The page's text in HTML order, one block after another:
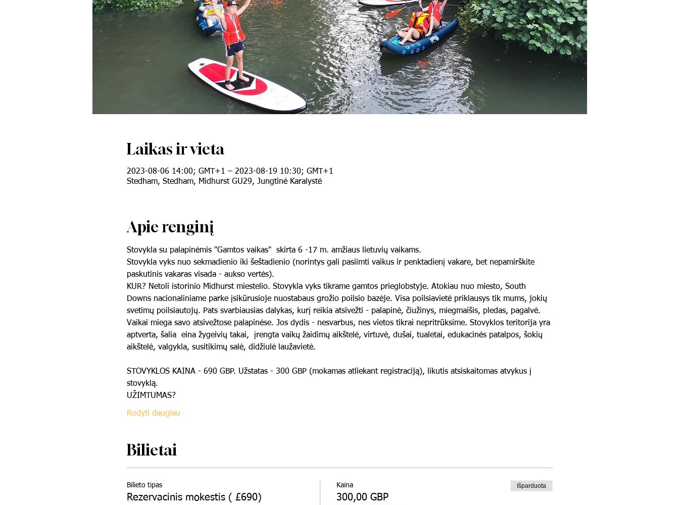
Laikas ir vieta
2023-08-06 14:00; GMT+1 – 2023-08-19 10:30; GMT+1
Stedham, Stedham, Midhurst GU29, Jungtinė Karalystė
Apie renginį
Stovykla su palapinėmis "Gamtos vaikas"  skirta 6 -17 m. amžiaus lietuvių vaikams.
Stovykla vyks nuo sekmadienio iki šeštadienio (norintys gali pasiimti vaikus ir penktadienį vakare, bet nepamirškite
paskutinis vakaras visada - aukso vertės).
KUR? Netoli istorinio Midhurst miestelio. Stovykla vyks tikrame gamtos prieglobstyje. Atokiau nuo miesto, South
Downs nacionaliniame parke įsikūrusioje nuostabaus grožio poilsio bazėje. Visa poilsiavietė priklausys tik mums, jokių
svetimų poilsiautojų. Pats svarbiausias dalykas, kurį reikia atsivežti - palapinė, čiužinys, miegmaišis, pledas, pagalvė.
Vaikai miega savo atsivežtose palapinėse. Jos dydis - nesvarbus, nes vietos tikrai nepritrūksime. Stovyklos teritorija yra
aptverta, šalia  eina žygeivių takai,  įrengta vaikų žaidimų aikštelė, virtuvė, dušai, tualetai, edukacinės patalpos, šokių
aikštelė, valgykla, susitikimų salė, didžiulė laužavietė.
STOVYKLOS KAINA - 690 GBP. Užstatas - 300 GBP (mokamas atliekant registraciją), likutis atsiskaitomas atvykus į
stovyklą.
​UŽIMTUMAS? ​
Rodyti daugiau
Bilietai
Bilieto tipas
Rezervacinis mokestis ( £690)
Kaina
300,00 GBP
Išparduota